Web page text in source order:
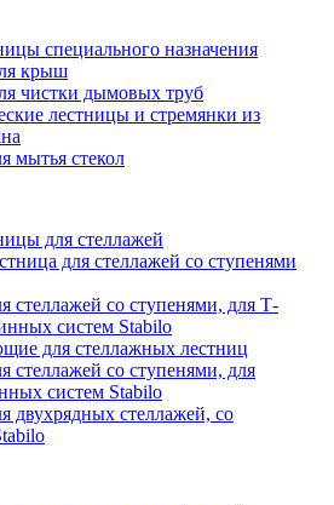
специального назначения
крыш
чистки дымовых труб
лестницы и стремянки из
мытья стекол
для стеллажей
для стеллажей со ступенями
стеллажей со ступенями, для Т-
систем Stabilo
для стеллажных лестниц
стеллажей со ступенями, для
систем Stabilo
двухрядных стеллажей, со